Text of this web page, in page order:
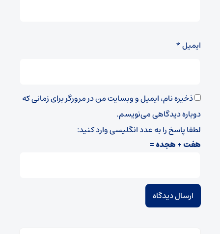
ایمیل*
ذخیره نام، ایمیل و وبسایت من در مرورگر برای زمانی که
دوباره دیدگاهی می‌نویسم.
لطفا پاسخ را به عدد انگلیسی وارد کنید:
هفت + هجده =